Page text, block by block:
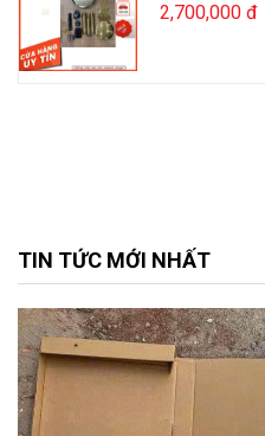
2,700,000 đ
TIN TỨC MỚI NHẤT